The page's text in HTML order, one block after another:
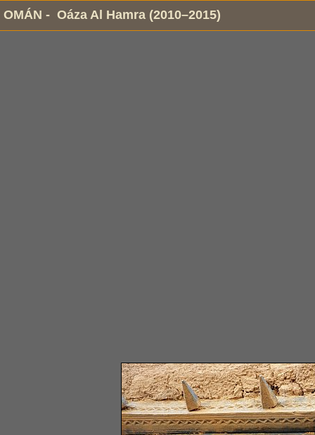
OMÁN - Oáza Al Hamra (2010–2015)